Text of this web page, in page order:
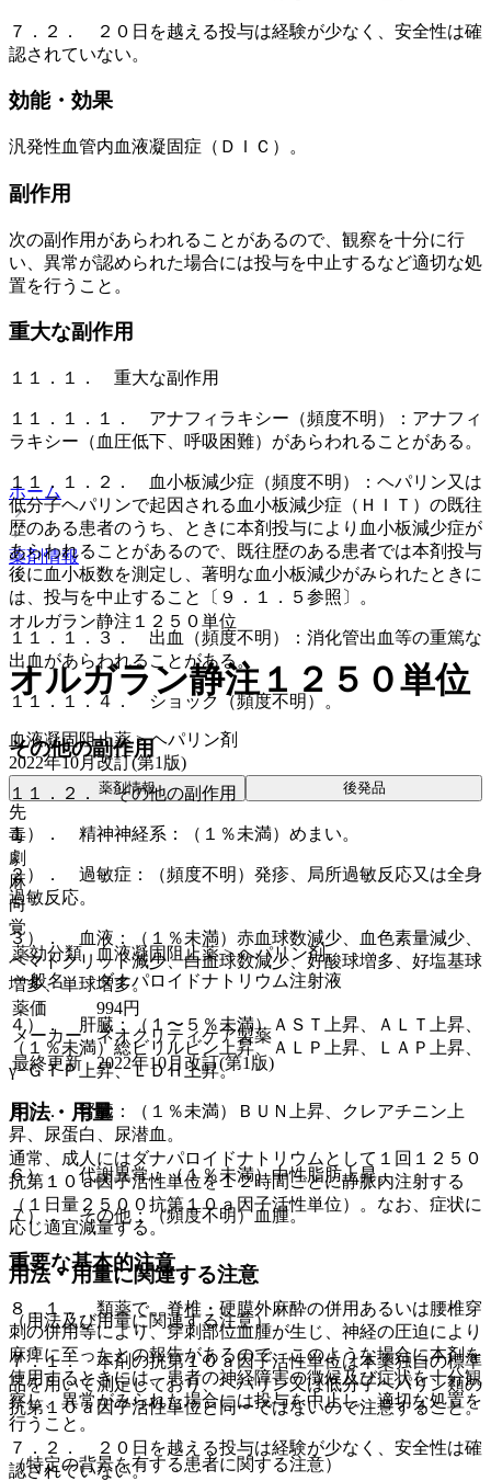
７．２． ２０日を越える投与は経験が少なく、安全性は確
認されていない。
効能・効果
汎発性血管内血液凝固症（ＤＩＣ）。
副作用
次の副作用があらわれることがあるので、観察を十分に行
い、異常が認められた場合には投与を中止するなど適切な処
置を行うこと。
重大な副作用
１１．１． 重大な副作用
１１．１．１． アナフィラキシー（頻度不明）：アナフィ
ラキシー（血圧低下、呼吸困難）があらわれることがある。
１１．１．２． 血小板減少症（頻度不明）：ヘパリン又は
低分子ヘパリンで起因される血小板減少症（ＨＩＴ）の既往
歴のある患者のうち、ときに本剤投与により血小板減少症が
あらわれることがあるので、既往歴のある患者では本剤投与
後に血小板数を測定し、著明な血小板減少がみられたときに
は、投与を中止すること〔９．１．５参照〕。
１１．１．３． 出血（頻度不明）：消化管出血等の重篤な
出血があらわれることがある。
１１．１．４． ショック（頻度不明）。
その他の副作用
１１．２． その他の副作用
１）． 精神神経系：（１％未満）めまい。
２）． 過敏症：（頻度不明）発疹、局所過敏反応又は全身
過敏反応。
３）． 血液：（１％未満）赤血球数減少、血色素量減少、
ヘマトクリット減少、白血球数減少、好酸球増多、好塩基球
増多、単球増多。
４）． 肝臓：（１〜５％未満）ＡＳＴ上昇、ＡＬＴ上昇、
（１％未満）総ビリルビン上昇、ＡＬＰ上昇、ＬＡＰ上昇、
γ−ＧＴＰ上昇、ＬＤＨ上昇。
５）． 腎臓：（１％未満）ＢＵＮ上昇、クレアチニン上
昇、尿蛋白、尿潜血。
６）． 代謝異常：（１％未満）中性脂肪上昇。
７）． その他：（頻度不明）血腫。
重要な基本的注意
８．１． 類薬で、脊椎・硬膜外麻酔の併用あるいは腰椎穿
刺の併用等により、穿刺部位血腫が生じ、神経の圧迫により
麻痺に至ったとの報告があるので、このような場合に本剤を
使用するときには、患者の神経障害の徴候及び症状を十分観
察し、異常がみられた場合には投与を中止し、適切な処置を
行うこと。
（特定の背景を有する患者に関する注意）
ホーム
薬剤情報
オルガラン静注１２５０単位
オルガラン静注１２５０単位
血液凝固阻止薬 > ヘパリン剤
2022年10月改訂(第1版)
薬剤情報 後発品
先
毒
劇
麻
向
覚
薬効分類
血液凝固阻止薬 > ヘパリン剤
一般名
ダナパロイドナトリウム注射液
薬価
994円
メーカー
ネオクリティケア製薬
最終更新
2022年10月改訂(第1版)
用法・用量
通常、成人にはダナパロイドナトリウムとして１回１２５０
抗第１０ａ因子活性単位を１２時間ごとに静脈内注射する
（１日量２５００抗第１０ａ因子活性単位）。なお、症状に
応じ適宜減量する。
用法・用量に関連する注意
（用法及び用量に関連する注意）
７．１． 本剤の抗第１０ａ因子活性単位は本薬独自の標準
品を用いて測定しており、ヘパリン又は低分子ヘパリン類の
抗第１０ａ因子活性単位と同一ではないので注意すること。
７．２． ２０日を越える投与は経験が少なく、安全性は確
認されていない。